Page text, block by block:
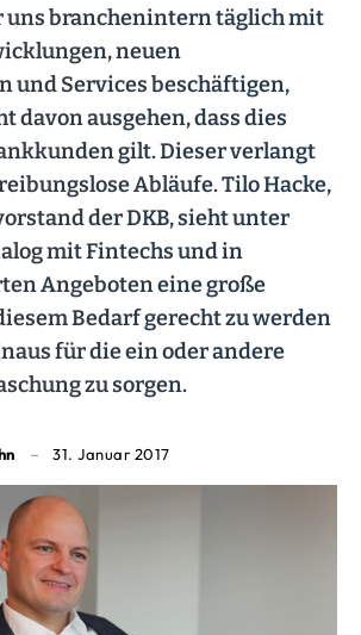
uns branchenintern täglich mit
neuen
und Services beschäftigen,
davon ausgehen, dass dies
gilt. Dieser verlangt
Abläufe. Tilo Hacke,
der DKB, sieht unter
mit Fintechs und in
Angeboten eine große
Bedarf gerecht zu werden
für die ein oder andere
zu sorgen.
31. Januar 2017